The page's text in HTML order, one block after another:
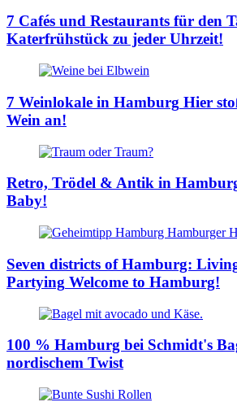
7 Cafés und Restaurants für den
Katerfrühstück zu jeder Uhrzeit!
7 Weinlokale in Hamburg Hier
Wein an!
Retro, Trödel & Antik in
Baby!
Seven districts of Hamburg:
Partying Welcome to Hamburg!
100 % Hamburg bei Schmidt's
nordischem Twist